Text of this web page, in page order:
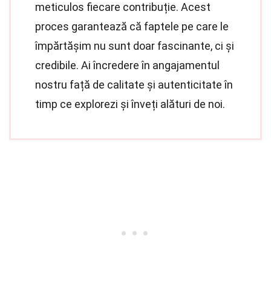
meticulos fiecare contribuție. Acest
proces garantează că faptele pe care le
împărtășim nu sunt doar fascinante, ci și
credibile. Ai încredere în angajamentul
nostru față de calitate și autenticitate în
timp ce explorezi și înveți alături de noi.